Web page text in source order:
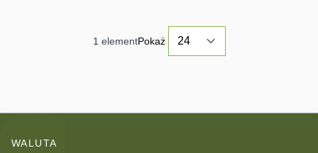
1 elementPokaż
WALUTA